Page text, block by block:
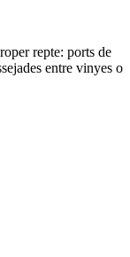
repte: ports de
entre vinyes o